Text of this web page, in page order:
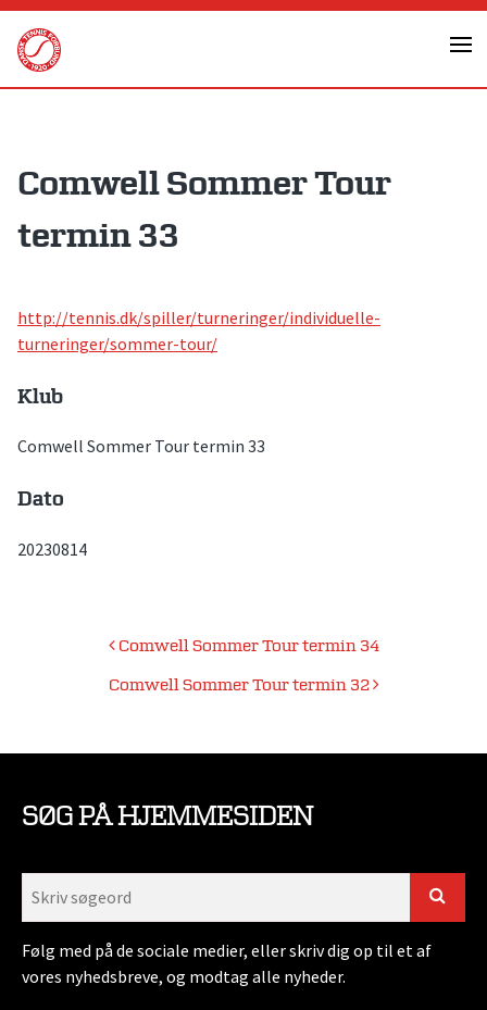
Skip
content
Comwell Sommer Tour
termin 33
http://tennis.dk/spiller/turneringer/individuelle-
turneringer/sommer-tour/
Klub
Comwell Sommer Tour termin 33
Dato
20230814
Indlægsnavigation
Comwell Sommer Tour termin 34
Comwell Sommer Tour termin 32
SØG PÅ HJEMMESIDEN
Følg med på de sociale medier, eller skriv dig op til et af
vores nyhedsbreve, og modtag alle nyheder.